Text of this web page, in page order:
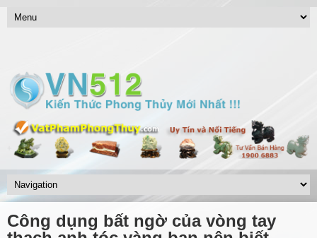
Công dụng bất ngờ của vòng tay